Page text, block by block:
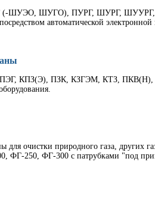
(-ШУЭО, ШУГО), ПУРГ, ШУРГ, ШУУРГ,
автоматической электронной
КПЗ(Э), ПЗК, КЗГЭМ, КТЗ, ПКВ(Н),
для очистки природного газа, других
250, ФГ-300 с патрубками "под